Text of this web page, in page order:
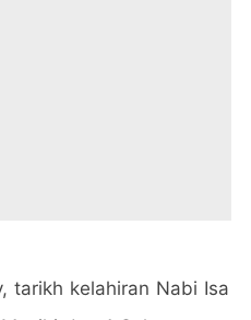
tarikh kelahiran Nabi Isa